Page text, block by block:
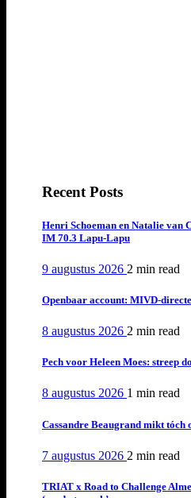
Recent Posts
Henri Schoeman en Natalie van
IM 70.3 Lapu-Lapu
9 augustus 2026 2 min read
Openbaar account: MIVD-
8 augustus 2026 2 min read
Pech voor Heleen Moes: streep
8 augustus 2026 1 min read
Cassandre Beaugrand mikt tóch
7 augustus 2026 2 min read
TRIAT x Road to Challenge